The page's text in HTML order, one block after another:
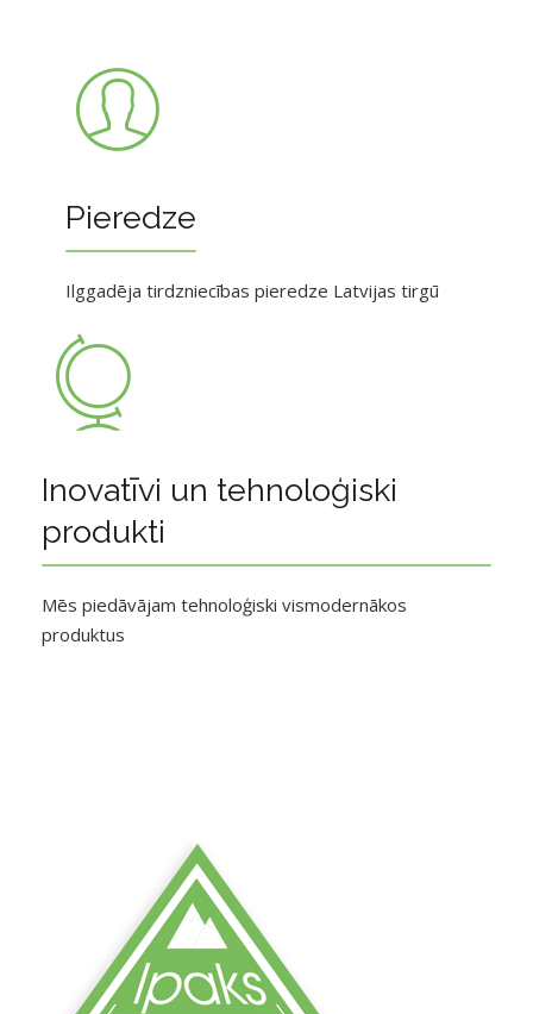
Pieredze
Ilggadēja tirdzniecības pieredze Latvijas tirgū
Inovatīvi un tehnoloģiski
produkti
Mēs piedāvājam tehnoloģiski vismodernākos
produktus